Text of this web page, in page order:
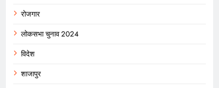
रोजगार
लोकसभा चुनाव 2024
विदेश
शाजापुर